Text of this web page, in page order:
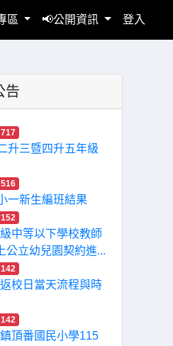
區 📢公開資訊 登入
告
717
升三暨四升五年級
516
一新生編班結果
152
中等以下學校教師
公立幼兒園契約進...
142
校日當天流程與時
142
頂番國民小學115